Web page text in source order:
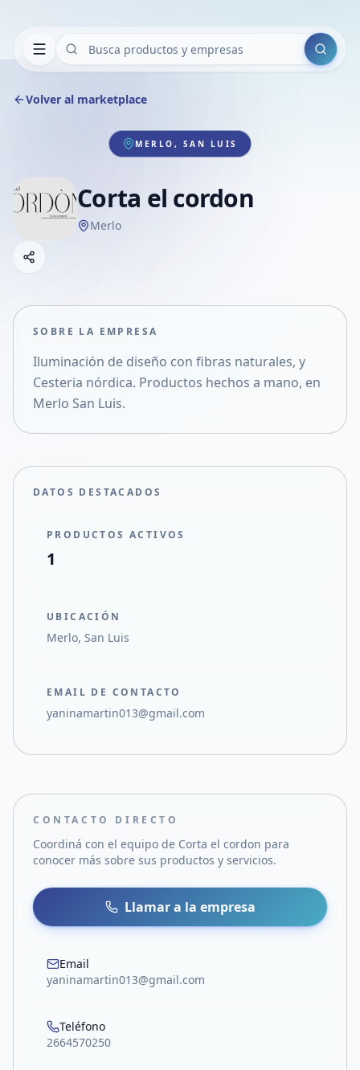
Buscar
Volver al marketplace
MERLO, SAN LUIS
Corta el cordon
Merlo
Compartir empresa
Compartir en X
SOBRE LA EMPRESA
Iluminación de diseño con fibras naturales, y
Cesteria nórdica. Productos hechos a mano, en
Merlo San Luis.
DATOS DESTACADOS
PRODUCTOS ACTIVOS
1
UBICACIÓN
Merlo, San Luis
EMAIL DE CONTACTO
yaninamartin013@gmail.com
CONTACTO DIRECTO
Coordiná con el equipo de Corta el cordon para
conocer más sobre sus productos y servicios.
Llamar a la empresa
Email
yaninamartin013@gmail.com
Teléfono
2664570250